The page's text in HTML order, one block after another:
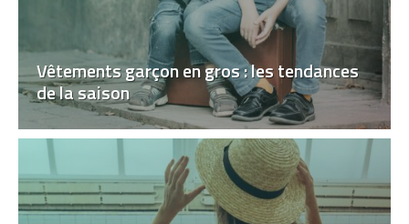
Vêtements garçon en gros : les tendances
de la saison